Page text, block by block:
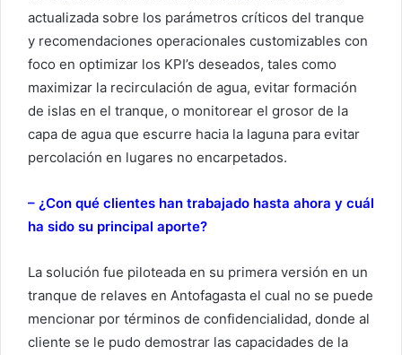
actualizada sobre los parámetros críticos del tranque
y recomendaciones operacionales customizables con
foco en optimizar los KPI’s deseados, tales como
maximizar la recirculación de agua, evitar formación
de islas en el tranque, o monitorear el grosor de la
capa de agua que escurre hacia la laguna para evitar
percolación en lugares no encarpetados.
– ¿Con qué clientes han trabajado hasta ahora y cuál
ha sido su principal aporte?
La solución fue piloteada en su primera versión en un
tranque de relaves en Antofagasta el cual no se puede
mencionar por términos de confidencialidad, donde al
cliente se le pudo demostrar las capacidades de la